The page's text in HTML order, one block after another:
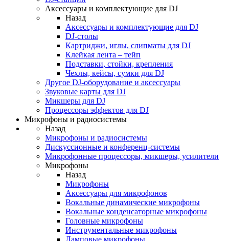
Аксессуары и комплектующие для DJ
Назад
Аксессуары и комплектующие для DJ
DJ-столы
Картриджи, иглы, слипматы для DJ
Клейкая лента – тейп
Подставки, стойки, крепления
Чехлы, кейсы, сумки для DJ
Другое DJ-оборудование и аксессуары
Звуковые карты для DJ
Микшеры для DJ
Процессоры эффектов для DJ
Микрофоны и радиосистемы
Назад
Микрофоны и радиосистемы
Дискуссионные и конференц-системы
Микрофонные процессоры, микшеры, усилители
Микрофоны
Назад
Микрофоны
Аксессуары для микрофонов
Вокальные динамические микрофоны
Вокальные конденсаторные микрофоны
Головные микрофоны
Инструментальные микрофоны
Ламповые микрофоны